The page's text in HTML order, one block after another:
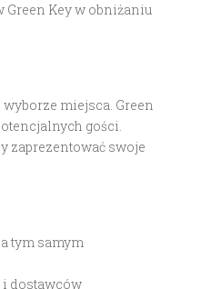
Key w obniżaniu
miejsca. Green
gości.
zaprezentować swoje
tym samym
dostawców